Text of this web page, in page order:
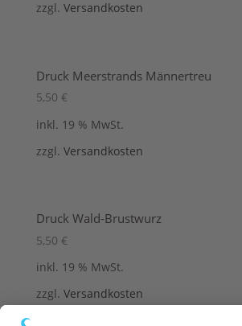
zzgl. Versandkosten
Druck Meerstrands Männertreu
5,50 €
inkl. 19 % MwSt.
zzgl. Versandkosten
Druck Wald-Brustwurz
5,50 €
inkl. 19 % MwSt.
zzgl. Versandkosten